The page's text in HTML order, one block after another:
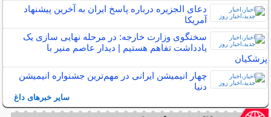
دعای الجزیره درباره پاسخ ایران به آخرین پیشنهاد
آمریکا
سخنگوی وزارت خارجه: در مرحله نهایی سازی یک
یادداشت تفاهم هستیم | دیدار عاصم منیر با
پزشکیان
چهار انیمیشن ایرانی در مهم‌ترین جشنواره انیمیشن
دنیا
سایر خبرهای داغ